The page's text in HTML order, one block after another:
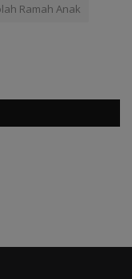
Ramah Anak